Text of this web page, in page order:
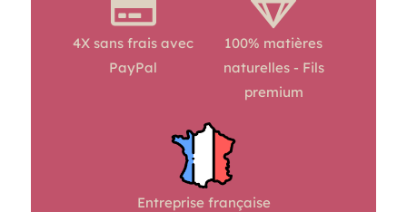
4X sans frais avec
PayPal
100% matières
naturelles - Fils
premium
Entreprise française